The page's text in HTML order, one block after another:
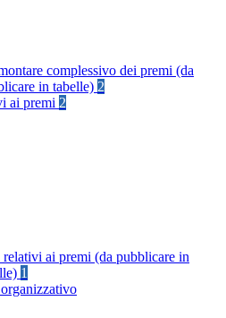
complessivo dei premi (da
in tabelle) 2
ai premi 2
ai premi (da pubblicare in
1